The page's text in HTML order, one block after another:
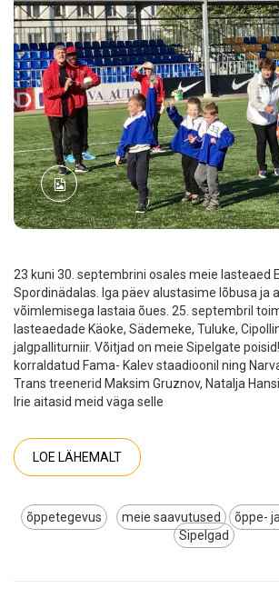
23 kuni 30. septembrini osales meie lasteaed
Spordinädalas. Iga päev alustasime lõbusa ja
võimlemisega lastaia õues. 25. septembril
lasteaedade Käoke, Sädemeke, Tuluke,
jalgpalliturniir. Võitjad on meie Sipelgate
korraldatud Fama- Kalev staadioonil ning
Trans treenerid Maksim Gruznov, Natalja
Irie aitasid meid väga selle
LOE LÄHEMALT
õppetegevus meie saavutused
õppe-
Sipelgad